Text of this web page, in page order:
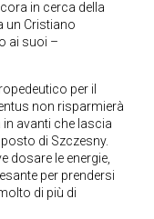
in cerca della
un Cristiano
ai suoi –
per il
non risparmierà
avanti che lascia
di Szczesny.
dosare le energie,
per prendersi
di più di